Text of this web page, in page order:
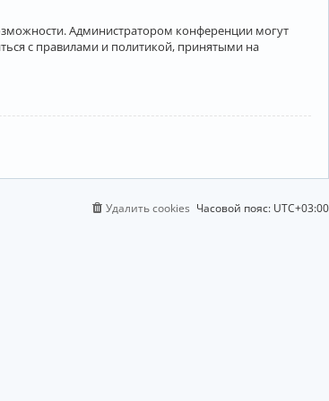
Администратором конференции могут
с правилами и политикой, принятыми на
Часовой пояс: UTC+03:00
Удалить cookies